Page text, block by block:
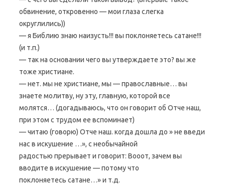
обвинение, откровенно — мои глаза слегка
округлились))
— я Библию знаю наизусть!!! вы поклоняетесь сатане!!!
(и т.п.)
— так на основании чего вы утверждаете это? вы же
тоже христиане.
— нет. мы не христиане, мы — православные… вы
знаете молитву, ну эту, главную, которой все
молятся… (догадываюсь, что он говорит об Отче наш,
при этом с трудом ее вспоминает)
— читаю (говорю) Отче наш. когда дошла до » не введи
нас в искушение …», с необычайной
радостью прерывает и говорит: Вооот, зачем вы
вводите в искушение — потому что
поклоняетесь сатане…» и т.д.